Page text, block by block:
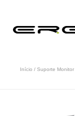
Início / Suporte Monitor